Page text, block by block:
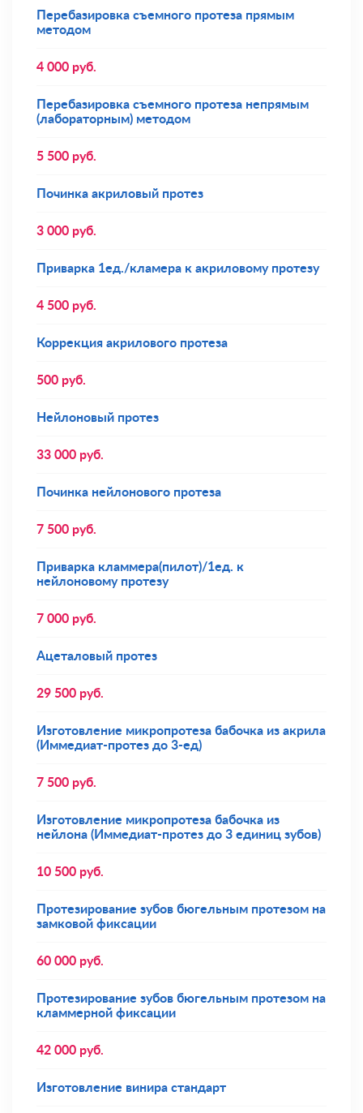
Перебазировка съемного протеза прямым
методом
4 000 руб.
Перебазировка съемного протеза непрямым
(лабораторным) методом
5 500 руб.
Починка акриловый протез
3 000 руб.
Приварка 1ед./кламера к акриловому протезу
4 500 руб.
Коррекция акрилового протеза
500 руб.
Нейлоновый протез
33 000 руб.
Починка нейлонового протеза
7 500 руб.
Приварка кламмера(пилот)/1ед. к
нейлоновому протезу
7 000 руб.
Ацеталовый протез
29 500 руб.
Изготовление микропротеза бабочка из акрила
(Иммедиат-протез до 3-ед)
7 500 руб.
Изготовление микропротеза бабочка из
нейлона (Иммедиат-протез до 3 единиц зубов)
10 500 руб.
Протезирование зубов бюгельным протезом на
замковой фиксации
60 000 руб.
Протезирование зубов бюгельным протезом на
кламмерной фиксации
42 000 руб.
Изготовление винира стандарт